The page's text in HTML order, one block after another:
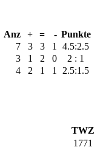
Anz + = - Punkte
7 3 3 1
4.5:2.5
3 1 2 0
2 : 1
4 2 1 1
2.5:1.5
TWZ
1771